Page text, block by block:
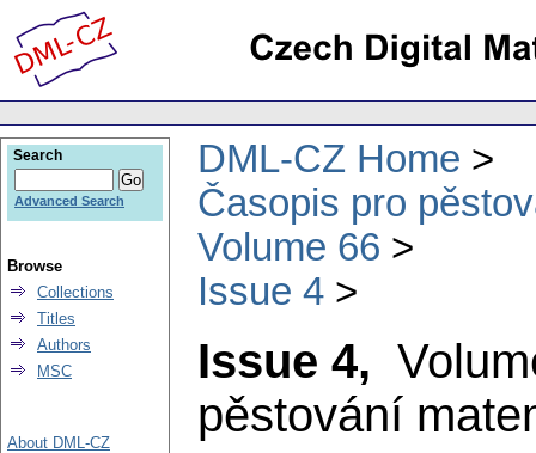
DML-CZ Home
Časopis pro
Volume 66
Issue 4
Issue 4,
pěstování
Search
Advanced Search
Browse
Collections
Titles
Authors
MSC
About DML-CZ